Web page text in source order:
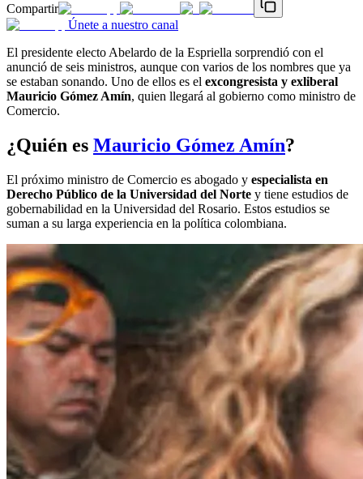
Compartir
Únete a nuestro canal
El presidente electo Abelardo de la Espriella sorprendió con el
anunció de seis ministros, aunque con varios de los nombres que ya
se estaban sonando. Uno de ellos es el excongresista y exliberal
Mauricio Gómez Amín, quien llegará al gobierno como ministro de
Comercio.
¿Quién es Mauricio Gómez Amín?
El próximo ministro de Comercio es abogado y especialista en
Derecho Público de la Universidad del Norte y tiene estudios de
gobernabilidad en la Universidad del Rosario. Estos estudios se
suman a su larga experiencia en la política colombiana.